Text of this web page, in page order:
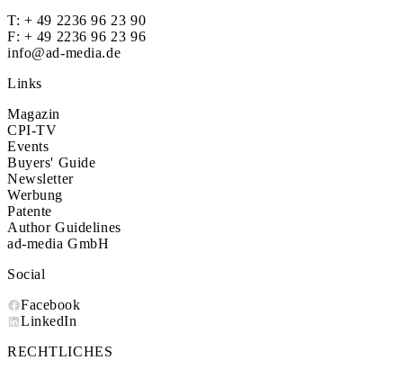
T: + 49 2236 96 23 90
F: + 49 2236 96 23 96
info@ad-media.de
Links
Magazin
CPI-TV
Events
Buyers' Guide
Newsletter
Werbung
Patente
Author Guidelines
ad-media GmbH
Social
Facebook
LinkedIn
RECHTLICHES